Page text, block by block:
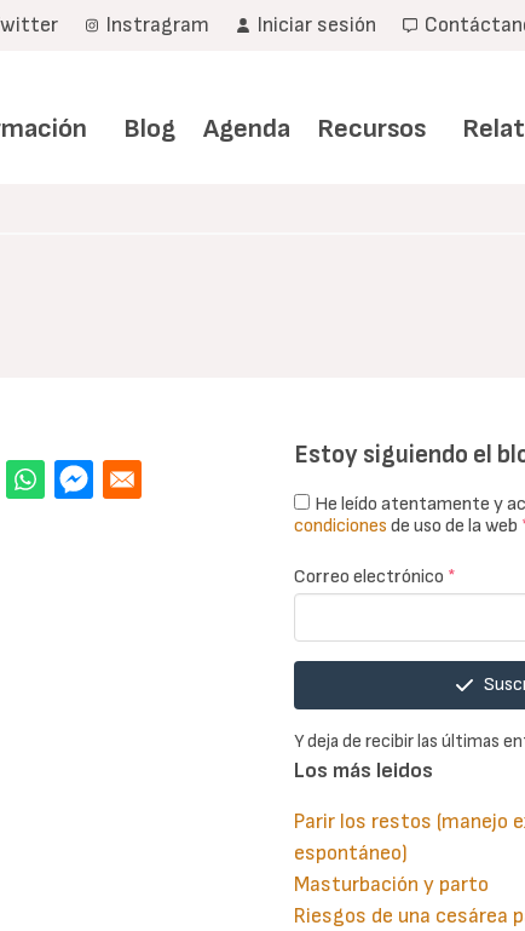
Instragram Iniciar sesión
Blog Agenda Recursos
Estoy siguiendo el
He leído atentamente y
condiciones de uso de la web
Correo electrónico *
Y deja de recibir las últimas
Los más leidos
Parir los restos (manejo
espontáneo)
Masturbación y parto
Riesgos de una cesárea